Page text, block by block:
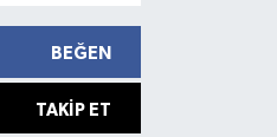
BEĞEN
TAKIP ET